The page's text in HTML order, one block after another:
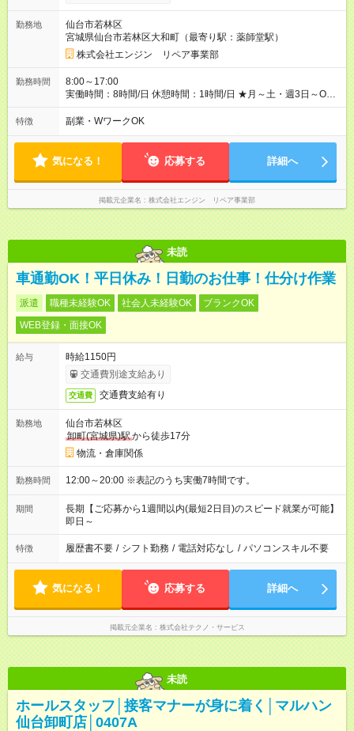
交通費規定支給 ◆残業手当あり ◆子供手当あり ◆宿泊手当あり
(2000円/1日) ※宿泊を伴う現場の場合 ◆先輩スタッフの給与例
﹋﹋﹋﹋﹋﹋﹋﹋﹋﹋﹋ ・週5日勤務Aさん ＞＞日給10，000円
×20勤務 ＞＞月収20万円＋諸手当 【試用期間】試用期間あり 試
用期間の長さ：6ヶ月 ※ 雇用形態と給与に、本採用時と異なる部
分があります。 雇用形態：本採用時と同じです。 給与：日
円、 121勤務目から日給10，000円～、 となります。
::::: ::::: ::::: ::::: ::::: ::::::
勤務地
仙台市若林区
宮城県仙台市若林区大和町（最寄り駅：薬師堂駅）
株式会社エンジン リペア事業部
勤務時間
8:00～17:00
実働時間：8時間/日 休憩時間：1時間/日 ★月～土・週3日～OK
★週4～5日入れる方大歓迎！※日時相談OK ★時期により連休取
得も可能！ ＼毎月希望シフト提出で働きやすい！／ 毎月20日ま
談OK
特徴 副業・WワークOK
気になる！ 応募する 詳細へ
掲載元企業名 株式会社エンジン リペア事業部
未読
車通勤OK！平日休み！日勤のお仕事！仕分け作業
派遣 職種未経験OK 社会人未経験OK
ブランクOK
WEB登録・面接OK
給与
時給1150円
交通費別途支給あり
交通費 交通費支給有り
勤務地
仙台市若林区
卸町(宮城県)駅から徒歩17分
物流・倉庫関係
勤務時間 12:00～20:00 ※表記のうち実働7時間です。
期間
長期【ご応募から1週間以内(最短2日目)のスピード就業が可能】
即日～
特徴 履歴書不要 / シフト勤務 / 電話対応なし / パソコンスキル不要
気になる！ 応募する 詳細へ
掲載元企業名 株式会社テクノ・サービス
未読
ホールスタッフ│接客マナーが身に着く│マルハン
仙台卸町店│0407A